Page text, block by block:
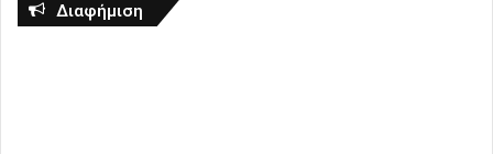
Διαφήμιση